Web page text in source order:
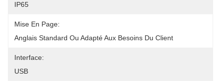
IP65
Mise En Page:
Anglais Standard Ou Adapté Aux Besoins Du Client
Interface:
USB